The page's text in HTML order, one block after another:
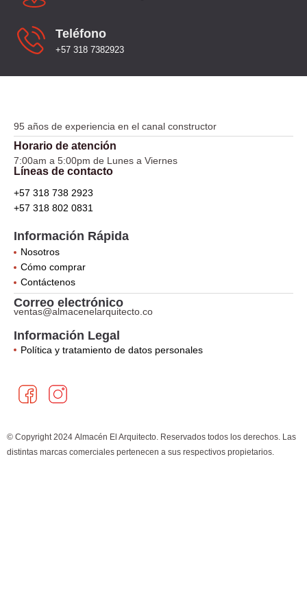
Teléfono
+57 318 7382923
95 años de experiencia en el canal constructor
Horario de atención
7:00am a 5:00pm de Lunes a Viernes
Líneas de contacto
+57 318 738 2923
+57 318 802 0831
Información Rápida
Nosotros
Cómo comprar
Contáctenos
Correo electrónico
ventas@almacenelarquitecto.co
Información Legal
Política y tratamiento de datos personales
a
c
b
n
s
a
© Copyright 2024 Almacén El Arquitecto. Reservados todos los derechos. Las
distintas marcas comerciales pertenecen a sus respectivos propietarios.